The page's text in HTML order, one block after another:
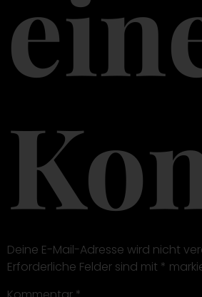
Deine E-Mail-Adresse wird nicht
Erforderliche Felder sind mit *